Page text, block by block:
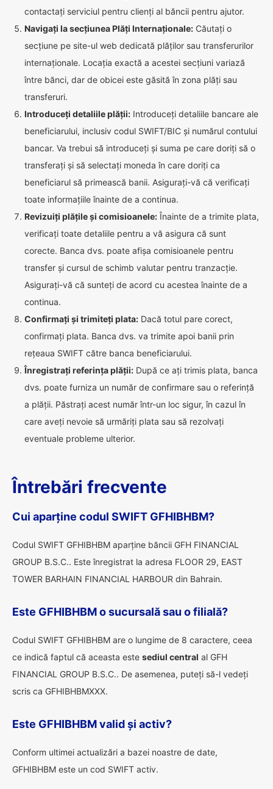
contactați serviciul pentru clienți al băncii pentru ajutor.
Navigați la secțiunea Plăți Internaționale: Căutați o
secțiune pe site-ul web dedicată plăților sau transferurilor
internaționale. Locația exactă a acestei secțiuni variază
între bănci, dar de obicei este găsită în zona plăți sau
transferuri.
Introduceți detaliile plății: Introduceți detaliile bancare ale
beneficiarului, inclusiv codul SWIFT/BIC și numărul contului
bancar. Va trebui să introduceți și suma pe care doriți să o
transferați și să selectați moneda în care doriți ca
beneficiarul să primească banii. Asigurați-vă că verificați
toate informațiile înainte de a continua.
Revizuiți plățile și comisioanele: Înainte de a trimite plata,
verificați toate detaliile pentru a vă asigura că sunt
corecte. Banca dvs. poate afișa comisioanele pentru
transfer și cursul de schimb valutar pentru tranzacție.
Asigurați-vă că sunteți de acord cu acestea înainte de a
continua.
Confirmați și trimiteți plata: Dacă totul pare corect,
confirmați plata. Banca dvs. va trimite apoi banii prin
rețeaua SWIFT către banca beneficiarului.
Înregistrați referința plății: După ce ați trimis plata, banca
dvs. poate furniza un număr de confirmare sau o referință
a plății. Păstrați acest număr într-un loc sigur, în cazul în
care aveți nevoie să urmăriți plata sau să rezolvați
eventuale probleme ulterior.
Întrebări frecvente
Cui aparține codul SWIFT GFHIBHBM?
Codul SWIFT GFHIBHBM aparține băncii GFH FINANCIAL
GROUP B.S.C.. Este înregistrat la adresa FLOOR 29, EAST
TOWER BARHAIN FINANCIAL HARBOUR din Bahrain.
Este GFHIBHBM o sucursală sau o filială?
Codul SWIFT GFHIBHBM are o lungime de 8 caractere, ceea
ce indică faptul că aceasta este sediul central al GFH
FINANCIAL GROUP B.S.C.. De asemenea, puteți să-l vedeți
scris ca GFHIBHBMXXX.
Este GFHIBHBM valid și activ?
Conform ultimei actualizări a bazei noastre de date,
GFHIBHBM este un cod SWIFT activ.